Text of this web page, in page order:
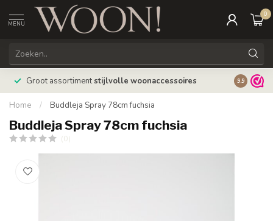
MENU
0
Groot assortimentstijlvolle woonaccessoires 9.9
Home / Buddleja Spray 78cm fuchsia
Buddleja Spray 78cm fuchsia
(0)